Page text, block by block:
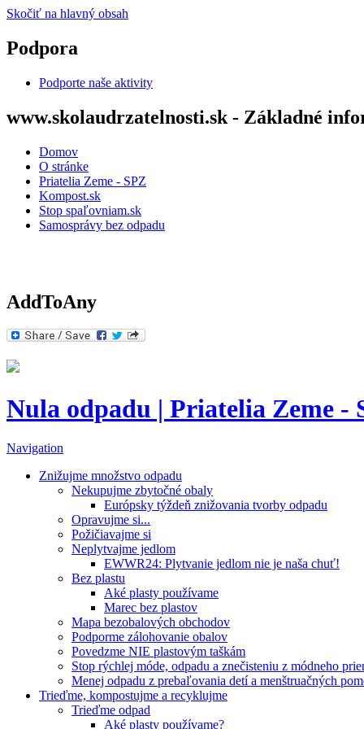
Skočiť na hlavný obsah
Podpora
Podporte naše aktivity
www.skolaudrzatelnosti.sk - Základné
Domov
O stránke
Priatelia Zeme - SPZ
Kompost.sk
Stop spaľovniam.sk
Samosprávy bez odpadu
AddToAny
Nula odpadu | Priatelia Zeme -
Navigation
Znižujme množstvo odpadu
Nekupujme zbytočné obaly
Európsky týždeň znižovania tvorby odpadu
Opravujme si...
Požičiavajme si
Neplytvajme jedlom
EWWR24: Plytvanie jedlom nie je naša chuť!
Bez plastu
Aké plasty používame
Marec bez plastov
Mapa bezobalových obchodov
Podporme zálohovanie obalov
Povedzme NIE plastovým taškám
Stop rýchlej móde, odpadu a znečisteniu z módneho
Menej odpadu z prebaľovania detí a menštruačných
Trieďme, kompostujme a recyklujme
Trieďme odpad
Aké plasty používame?